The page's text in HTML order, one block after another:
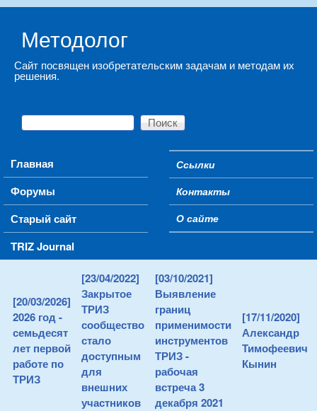
Методолог
Сайт посвящен изобретательским задачам и методам их
решения.
Форма поиска
Поиск
Main menu
Главная
Форумы
Старый сайт
TRIZ Journal
Secondary menu
Ссылки
Контакты
О сайте
[20/03/2026]
2026 год -
семьдесят
лет первой
работе по
ТРИЗ
[23/04/2022]
Закрытое
ТРИЗ
сообщество
стало
доступным
для
внешних
участников
[03/10/2021]
Выявление
границ
применимости
инструментов
ТРИЗ -
рабочая
встреча 3
декабря 2021
[17/11/2020]
Александр
Тимофеевич
Кынин